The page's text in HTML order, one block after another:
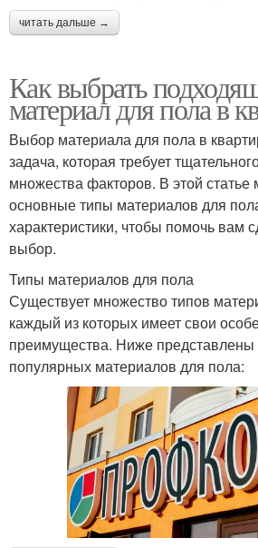
читать дальше →
Как выбрать
материал для пола в
Выбор материала для пола в
задача, которая требует
множества факторов. В этой
основные типы материалов для
характеристики, чтобы помочь вам
выбор.
Типы материалов для пола
Существует множество типов
каждый из которых имеет свои
преимущества. Ниже
популярных материалов для пола: